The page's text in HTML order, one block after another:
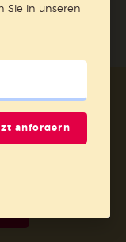
Datenschutz
Sie in unseren
anfordern